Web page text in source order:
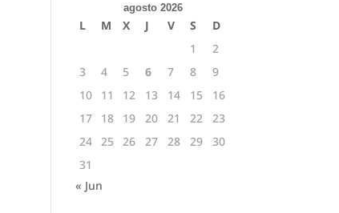
agosto 2026
L M X J V S
D
1
2
3
4 5 6 7 8
9
10
11 12 13 14 15
16
17
18 19 20 21 22
23
24 25 26 27 28 29
30
31
« Jun